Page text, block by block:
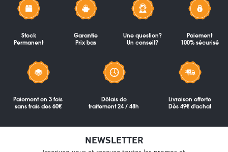
Stock
Permanent
Garantie
Prix bas
Une question?
Un conseil?
Paiement
100% sécurisé
Paiement en 3 fois
sans frais des 60€
Délais de
traitement 24 / 48h
Livraison offerte
Dès 49€ d'achat
NEWSLETTER